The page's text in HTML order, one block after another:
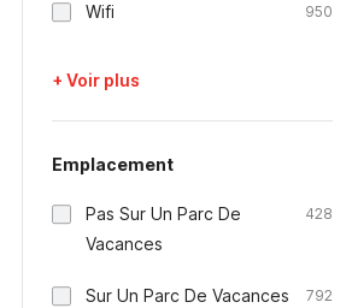
Wifi 950
+ Voir plus
Emplacement
Pas Sur Un Parc De
Vacances
428
Sur Un Parc De Vacances 792